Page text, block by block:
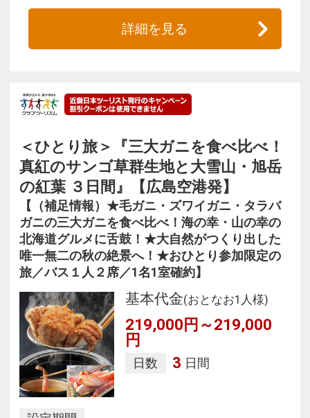
詳細を見る
＜ひとり旅＞『三大ガニを食べ比べ！
真紅のサンゴ草群生地と大雪山・旭岳
の紅葉 ３日間』【広島空港発】
【（補足情報）★毛ガニ・ズワイガニ・タラバ
ガニの三大ガニを食べ比べ！海の幸・山の幸の
北海道グルメに舌鼓！★大自然がつくり出した
唯一無二の秋の絶景へ！★おひとり参加限定の
旅／バス１人２席／1名1室確約】
基本代金(おとなお1人様)
219,000円～219,000
円
日数 3 日間